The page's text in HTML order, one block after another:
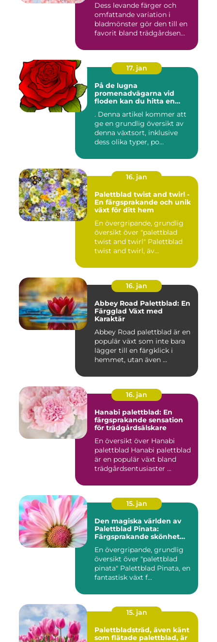
Dess levande färger och
omfattande variation i
bladmönster gör den till en
favorit bland trädgårdsen...
17. jan
På de lugna
promenadvägarna vid
floden kan du hitta en
som kallas Palettblad River
Walk
. Denna artikel kommer att
ge en grundlig översikt av
denna växtsort, inklusive
dess olika typer, po...
16. jan
Palettblad twist and twirl -
En färgsprakande och unik
växt för ditt hem
En övergripande, grundlig
översikt över "palettblad
twist and twirl" Palettblad
twist and twirl, äv...
16. jan
Abbey Road Palettblad: En
Färgglad Växt med
Karaktär
Abbey Road palettblad är en
populär växt som inte bara
lägger till en färgklick i
hemmet, utan även ...
16. jan
Hanabi palettblad: En
färgsprakande sensation
för trädgårdsälskare
En översikt över Hanabi
palettblad Hanabi palettblad
är en populär växt bland
trädgårdsentusiaster ...
15. jan
Den magiska världen av
Palettblad Pinata:
Färgsprakande skönhet
En övergripande, grundlig
översikt över "palettblad
pinata" Palettblad Pinata, en
fantastisk växt f...
15. jan
Palettbladsträd, även känt
som flätade palettblad, är